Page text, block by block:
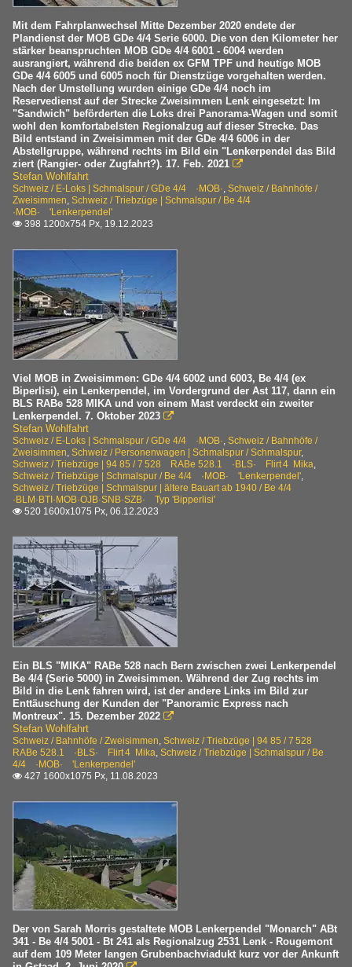
Fontanivent
Lenk im Simmental (1068 müM)
Matten (1020 müM)
Montreux
Rougemont (992 müM)
Saanen (1010 müM)
Saanenmöser (1269 müM)
Schönried (1231 müM)
Sonzier (664 müM)
Vevey
E-Loks | Schmalspur
GDe 4/4 ·MOB·
Personenwagen | Schmalspur
Schmalspur
Sonstiges
Blumiges
Strecken | Schmalspur
115 Blonay – Chamby CEV > MVR
120 Montreux – Montbovon – Gstaad – Zweisimmen
Triebzüge | 94 85
7 528 RABe 528.1 ·BLS· Flirt 4 Mika
Triebzüge | Schmalspur
ABe 4/4 · Be 4/4 · ABe 8/12 ·CJ·MBC·MOB·Travys· Typ
Triebzüge | Schmalspur | ältere Bauart ab 1940
Be 4/4 ·BLM·BTI·MOB·OJB·SNB·SZB· Typ 'Bipperlisi'
~ Andere Länder
Partnerbahn: Nankai Denki Tetsudô
2010
2016
2017
2018
2019
2020
2020
2021
2022
Mit dem Fahrplanwechsel Mitte Dezember 2020 endete der
Plandienst der MOB GDe 4/4 Serie 6000. Die von den Kilometer her
stärker beanspruchten MOB GDe 4/4 6001 - 6004 werden
ausrangiert, während die beiden ex GFM TPF und heutige MOB
GDe 4/4 6005 und 6005 noch für Dienstzüge vorgehalten werden.
Nach der Umstellung wurden einige GDe 4/4 noch im
Reservedienst auf der Strecke Zweisimmen Lenk eingesetzt: Im
"Sandwich" beförderten die Loks drei Panorama-Wagen und somit
wohl den komfortabelsten Regionalzug auf dieser Strecke. Das
Bild entstand in Zweisimmen mit der GDe 4/4 6006 in der
Abstellgruppe, während rechts im Bild ein "Lenkerpendel das Bild
ziert (Rangier- oder Zugfahrt?). 17. Feb. 2021 
Stefan Wohlfahrt
Schweiz / E-Loks | Schmalspur / GDe 4/4 ·MOB·, Schweiz / Bahnhöfe /
Zweisimmen, Schweiz / Triebzüge | Schmalspur / Be 4/4
·MOB· 'Lenkerpendel'
 398 1200x754 Px, 19.12.2023
Viel MOB in Zweisimmen: GDe 4/4 6002 und 6003, Be 4/4 (ex
Biperlisi), ein Lenkerpendel, im Vordergrund der Ast 117, dann ein
BLS RABe 528 MIKA und von einem Mast verdeckt ein zweiter
Lenkerpendel. 7. Oktober 2023 
Stefan Wohlfahrt
Schweiz / E-Loks | Schmalspur / GDe 4/4 ·MOB·, Schweiz / Bahnhöfe /
Zweisimmen, Schweiz / Personenwagen | Schmalspur / Schmalspur,
Schweiz / Triebzüge | 94 85 / 7 528 RABe 528.1 ·BLS· Flirt 4 Mika,
Schweiz / Triebzüge | Schmalspur / Be 4/4 ·MOB· 'Lenkerpendel',
Schweiz / Triebzüge | Schmalspur | ältere Bauart ab 1940 / Be 4/4
·BLM·BTI·MOB·OJB·SNB·SZB· Typ 'Bipperlisi'
 520 1600x1075 Px, 06.12.2023
Ein BLS "MIKA" RABe 528 nach Bern zwischen zwei Lenkerpendel
Be 4/4 (Serie 5000) in Zweisimmen. Während der Zug rechts im
Bild in die Lenk fahren wird, ist der andere Links im Bild zur
Enttäuschung der Kunden der "Panoramic Express nach
Montreux". 15. Dezember 2022 
Stefan Wohlfahrt
Schweiz / Bahnhöfe / Zweisimmen, Schweiz / Triebzüge | 94 85 / 7 528
RABe 528.1 ·BLS· Flirt 4 Mika, Schweiz / Triebzüge | Schmalspur / Be
4/4 ·MOB· 'Lenkerpendel'
 427 1600x1075 Px, 11.08.2023
Der von Sarah Morris gestaltete MOB Lenkerpendel "Monarch" ABt
341 - Be 4/4 5001 - Bt 241 als Regionalzug 2531 Lenk - Rougemont
auf dem 109 Meter langen Grubenbachviadukt kurz vor der Ankunft